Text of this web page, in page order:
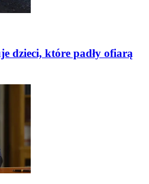
dzieci, które padły ofiarą